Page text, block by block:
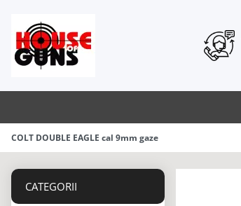
COLT DOUBLE EAGLE cal 9mm gaze
CATEGORII